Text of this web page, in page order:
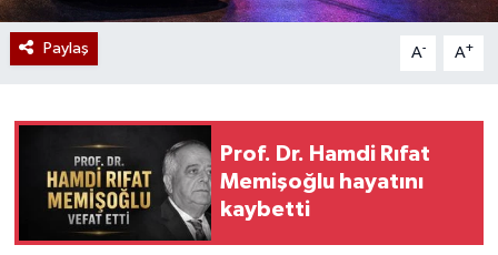
Paylaş A- A+
Prof. Dr. Hamdi Rıfat
Memişoğlu hayatını
kaybetti